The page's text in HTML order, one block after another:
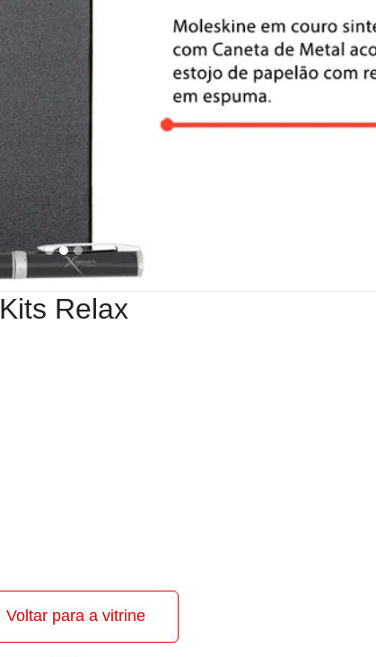
Kits Relax
Voltar para a vitrine